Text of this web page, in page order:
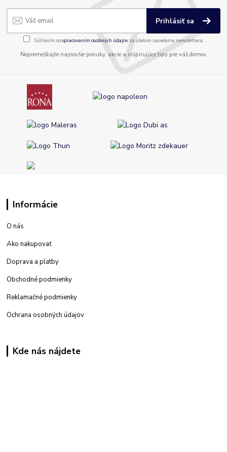
Prihlásiť sa
Súhlasím sospracovaním osobných údajov za účelom zasielania newslettera.
Nepremeškajte najnovšie ponuky, akcie a inšpirujúce tipy pre váš domov.
Informácie
O nás
Ako nakupovať
Doprava a platby
Obchodné podmienky
Reklamačné podmienky
Ochrana osobných údajov
Kde nás nájdete